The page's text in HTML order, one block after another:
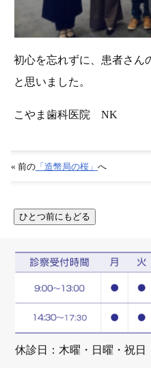
初心を忘れずに、患者さん
と思いました。
こやま歯科医院 NK
« 前の 「造幣局の桜」 へ
休診日：木曜・日曜・祝日